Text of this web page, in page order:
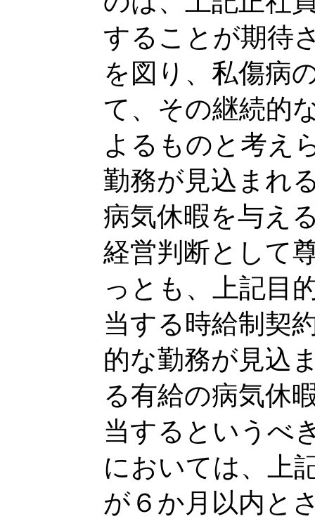
することが期待
を図り、私傷病
て、その継続的
よるものと考え
勤務が見込まれ
病気休暇を与え
経営判断として
っとも、上記目
当する時給制契
的な勤務が見込
る有給の病気休
当するというべ
においては、上
が６か月以内と